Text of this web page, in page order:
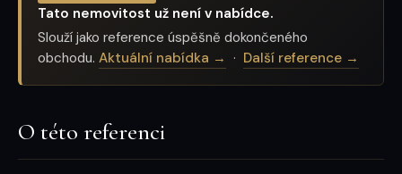
Tato nemovitost už není v nabídce.
Slouží jako reference úspěšně dokončeného
obchodu. Aktuální nabídka → · Další reference →
O této referenci